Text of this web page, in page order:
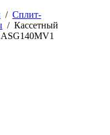
/ Сплит-
/ Кассетный